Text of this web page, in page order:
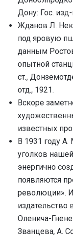
Дону: Гос.
Жданов Л.
под яровую
данным
опытной
ст.,
отд., 1921.
Вскоре
известных
В 1931 году
уголков
энергично
появляются
революции».
издательство
Оленича-
Званцева, А.